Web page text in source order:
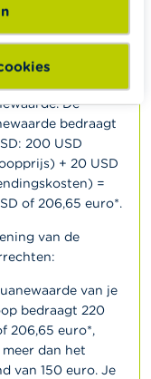
voor
uit de VS
De
bedraagt
200 USD
+ 20 USD
=
of 206,65 euro*.
van de
van je
bedraagt 220
206,65 euro*,
meer dan het
van 150 euro. Je